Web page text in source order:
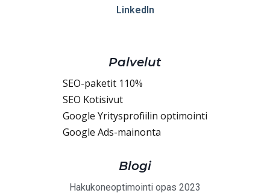
LinkedIn
Palvelut
SEO-paketit 110%
SEO Kotisivut
Google Yritysprofiilin optimointi
Google Ads-mainonta
Blogi
Hakukoneoptimointi opas 2023